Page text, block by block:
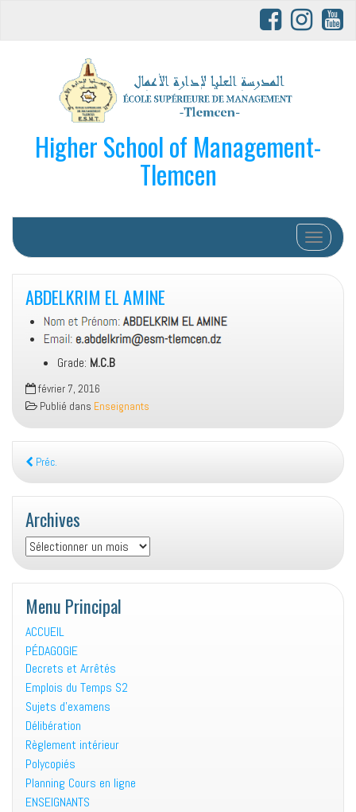
Higher School of Management-
Tlemcen
Afficher/
ABDELKRIM EL AMINE
Grade: M.C.B
février 7, 2016
Publié dans Enseignants
Préc.
Archives
Archives
Menu Principal
ACCUEIL
PÉDAGOGIE
Decrets et Arrêtés
Emplois du Temps S2
Sujets d’examens
Délibération
Règlement intérieur
Polycopiés
Planning Cours en ligne
ENSEIGNANTS